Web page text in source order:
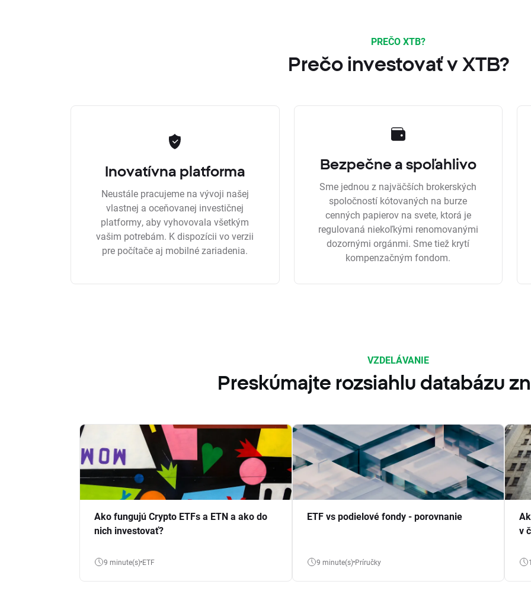
PREČO XTB?
Prečo investovať v XTB?
Inovatívna platforma
Neustále pracujeme na vývoji našej
vlastnej a oceňovanej investičnej
platformy, aby vyhovovala všetkým
vašim potrebám. K dispozícii vo verzii
pre počítače aj mobilné zariadenia.
Bezpečne a spoľahlivo
Sme jednou z najväčších brokerských
spoločností kótovaných na burze
cenných papierov na svete, ktorá je
regulovaná niekoľkými renomovanými
dozornými orgánmi. Sme tiež krytí
kompenzačným fondom.
VZDELÁVANIE
Preskúmajte rozsiahlu databázu
Ako fungujú Crypto ETFs a ETN a ako do
nich investovať?
9 minute(s) ETF
ETF vs podielové fondy - porovnanie
9 minute(s) Príručky
v